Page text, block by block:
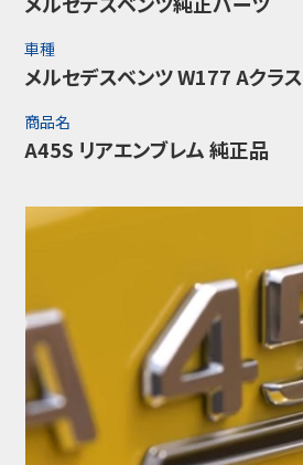
車種
メルセデスベンツ W177 Aクラス
商品名
A45S リアエンブレム 純正品